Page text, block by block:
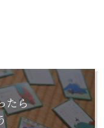
たら